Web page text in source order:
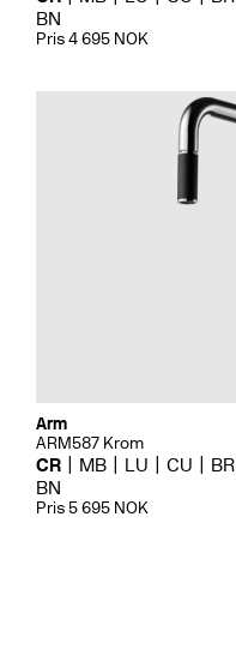
BN
Pris 4 695 NOK
Arm
ARM587 Krom
CR MB LU CU BR
BN
Pris 5 695 NOK